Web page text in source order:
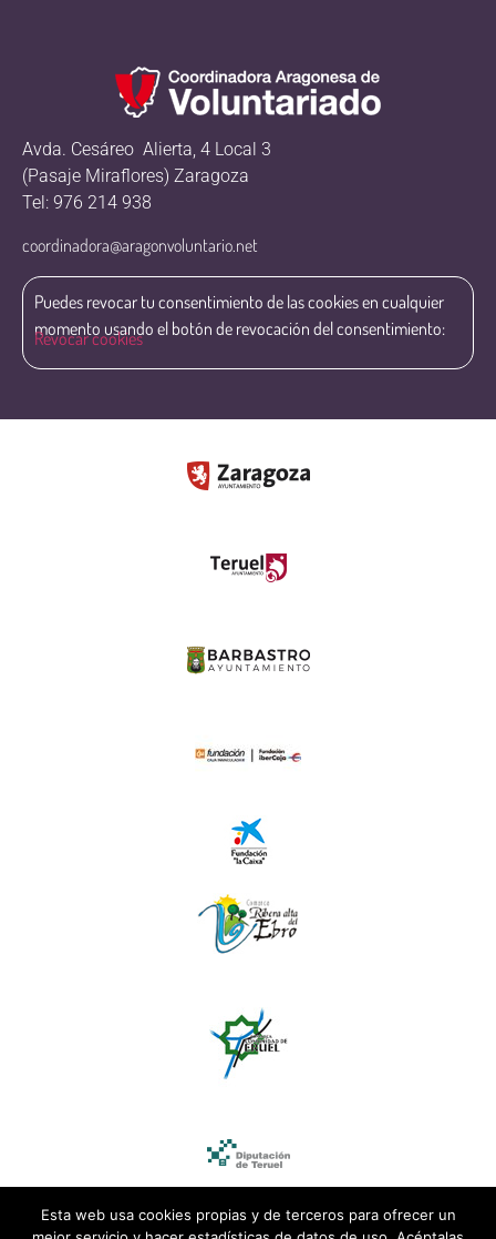
Avda. Cesáreo Alierta, 4 Local 3
(Pasaje Miraflores) Zaragoza
Tel: 976 214 938
coordinadora@aragonvoluntario.net
Puedes revocar tu consentimiento de las cookies en cualquier
momento usando el botón de revocación del consentimiento:
Revocar cookies
Esta web usa cookies propias y de terceros para ofrecer un